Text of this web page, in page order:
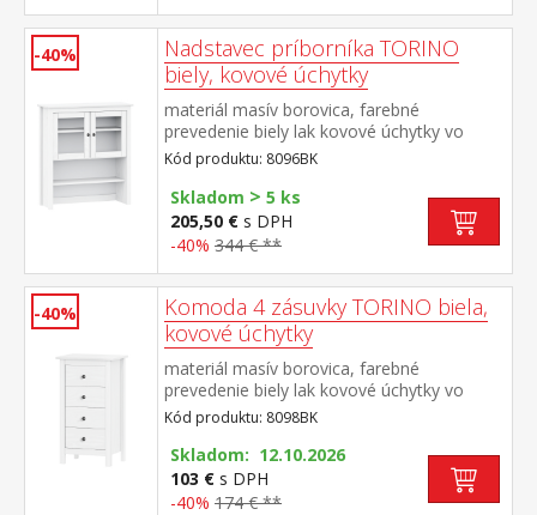
-40%
Nadstavec príborníka TORINO
biely, kovové úchytky
materiál masív borovica, farebné
prevedenie biely lak kovové úchytky vo
farebnom prevedení černená mosadz 2
presklené dvere, 1 polica nadstavec
príborníka 8095BK
Kód produktu: 8096BK
Skladom > 5 ks
205,50 € s DPH
-40% 344 € **
-40%
Komoda 4 zásuvky TORINO biela,
kovové úchytky
materiál masív borovica, farebné
prevedenie biely lak kovové úchytky vo
farebnom prevedení černená mosadz 4
zásuvky s kovovými pojazdmi
Kód produktu: 8098BK
Skladom: 12.10.2026
103 € s DPH
-40% 174 € **